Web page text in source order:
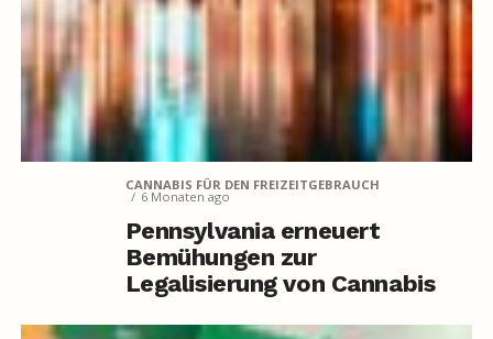
CANNABIS FÜR DEN FREIZEITGEBRAUCH
6 Monaten ago
Pennsylvania erneuert
Bemühungen zur
Legalisierung von Cannabis